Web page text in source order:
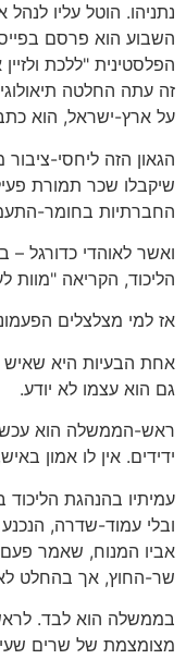
נתניהו. הוטל עליו
השבוע הוא פרסם
הפלסטינית "ללכת
זה עתה החלטה
על ארץ-ישראל, הוא
הגאון הזה ליחסי-
שיקבלו שכר תמורת
החברתיות בחומר-
ואשר לאוהדי כדורגל
הליכוד, הקריאה "מוות
אז למי מצלצלים
אחת הבעיות היא שאיש
גם הוא עצמו לא יודע.
ראש-הממשלה הוא
ידידים. אין לו אמון
עמיתיו בהנהגת הליכוד
ובלי עמוד-שדרה,
אביו המנוח, שאמר
שר-החוץ, אך בהחלט
בממשלה הוא לבד.
מצומצמת של שרים